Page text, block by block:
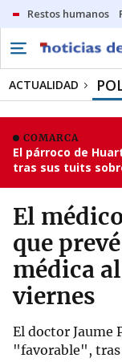
Restos humanos
ACTUALIDAD
COMARCA
El párroco de
tras sus tuits
El
que
médica
viernes
El doctor Jaume
"favorable", tras